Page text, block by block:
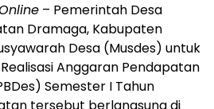
– Pemerintah Desa
Dramaga, Kabupaten
Desa (Musdes) untuk
Anggaran Pendapatan
Semester I Tahun